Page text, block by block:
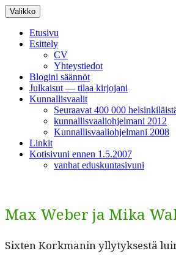
Siirry
sisältöön
Valikko
Etusivu
Esittely
CV
Yhteystiedot
Blogini säännöt
Julkaisut — tilaa kirjojani
Kunnallisvaalit
Seuraavat 400 000
kunnallisvaaliohjelmani 2012
Kunnallisvaaliohjelmani 2008
Linkit
Kotisivuni ennen 1.5.2007
vanhat eduskuntasivuni
Max Weber ja Mika
Six­ten Kork­manin ylly­tyk­ses­tä